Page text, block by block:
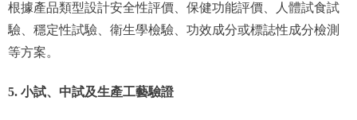
根據產品類型設計安全性評價、保健功能評價、人體試食試
驗、穩定性試驗、衛生學檢驗、功效成分或標誌性成分檢測
等方案。
5. 小試、中試及生產工藝驗證